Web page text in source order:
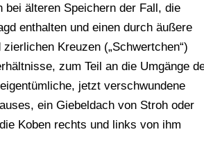
älteren Speichern der Fall, die
enthalten und einen durch äußere
Kreuzen („Schwertchen“)
zum Teil an die Umgänge
jetzt verschwundene
ein Giebeldach von Stroh oder
Koben rechts und links von ihm